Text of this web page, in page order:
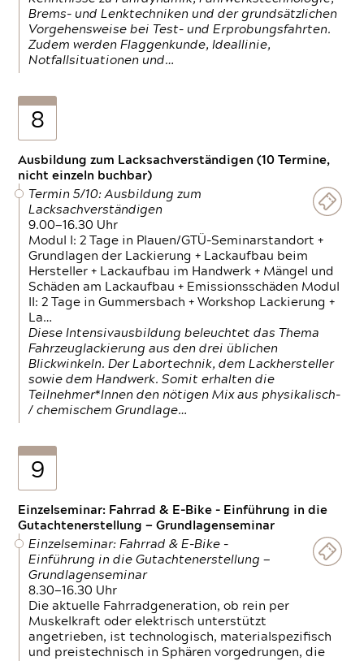
Brems- und Lenktechniken und der grundsätzlichen
Vorgehensweise bei Test- und Erprobungsfahrten.
Zudem werden Flaggenkunde, Ideallinie,
Notfallsituationen und…
8
Ausbildung zum Lacksachverständigen (10 Termine,
nicht einzeln buchbar)
Termin 5/10: Ausbildung zum
Lacksachverständigen
9.00—16.30 Uhr
Modul I: 2 Tage in Plauen/GTÜ-Seminarstandort +
Grundlagen der Lackierung + Lackaufbau beim
Hersteller + Lackaufbau im Handwerk + Mängel und
Schäden am Lackaufbau + Emissionsschäden Modul
II: 2 Tage in Gummersbach + Workshop Lackierung +
La…
Diese Intensivausbildung beleuchtet das Thema
Fahrzeuglackierung aus den drei üblichen
Blickwinkeln. Der Labortechnik, dem Lackhersteller
sowie dem Handwerk. Somit erhalten die
Teilnehmer*Innen den nötigen Mix aus physikalisch-
/ chemischem Grundlage…
9
Einzelseminar: Fahrrad & E-Bike - Einführung in die
Gutachtenerstellung — Grundlagenseminar
Einzelseminar: Fahrrad & E-Bike -
Einführung in die Gutachtenerstellung —
Grundlagenseminar
8.30—16.30 Uhr
Die aktuelle Fahrradgeneration, ob rein per
Muskelkraft oder elektrisch unterstützt
angetrieben, ist technologisch, materialspezifisch
und preistechnisch in Sphären vorgedrungen, die